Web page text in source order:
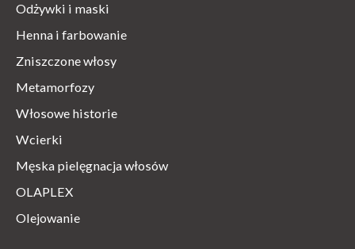
Odżywki i maski
Henna i farbowanie
Zniszczone włosy
Metamorfozy
Włosowe historie
Wcierki
Męska pielęgnacja włosów
OLAPLEX
Olejowanie